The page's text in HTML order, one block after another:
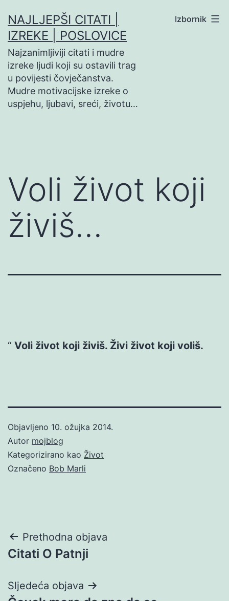
na
sadržaj
NAJLJEPŠI CITATI |
IZREKE | POSLOVICE
Najzanimljiviji citati i mudre
izreke ljudi koji su ostavili trag
u povijesti čovječanstva.
Mudre motivacijske izreke o
uspjehu, ljubavi, sreći, životu…
Izbornik
Voli život koji
živiš…
Voli život koji živiš. Živi život koji voliš.
Objavljeno 10. ožujka 2014.
Autor mojblog
Kategorizirano kao Život
Označeno Bob Marli
Navigacija
objava
Prethodna objava
Citati O Patnji
Sljedeća objava